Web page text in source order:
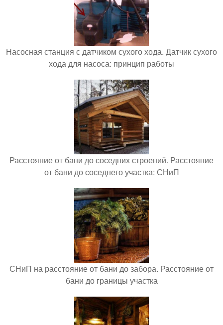
Насосная станция с датчиком сухого хода. Датчик сухого
хода для насоса: принцип работы
Расстояние от бани до соседних строений. Расстояние
от бани до соседнего участка: СНиП
СНиП на расстояние от бани до забора. Расстояние от
бани до границы участка